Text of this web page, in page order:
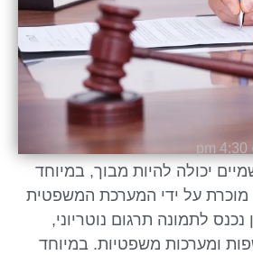
4:30 pm
יכולה להיות מבוך, במיוחד
על ידי המערכת המשפטית
לתמונה תרגום נוטריוני,
ומערכות משפטיות. במיוחד